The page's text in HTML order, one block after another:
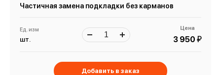
Частичная замена подкладки без карманов
Ед. изм
шт.
Цена
3 950 й
Добавить в заказ